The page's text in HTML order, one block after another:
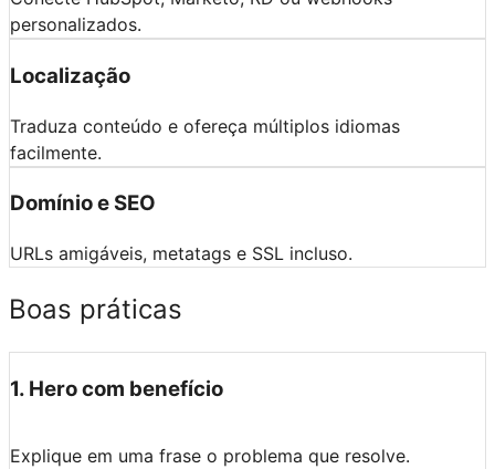
personalizados.
Localização
Traduza conteúdo e ofereça múltiplos idiomas
facilmente.
Domínio e SEO
URLs amigáveis, metatags e SSL incluso.
Boas práticas
1. Hero com benefício
Explique em uma frase o problema que resolve.